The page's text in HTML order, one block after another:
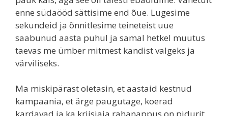
enne südaööd sättisime end õue. Lugesime
sekundeid ja õnnitlesime teineteist uue
saabunud aasta puhul ja samal hetkel muutus
taevas me ümber mitmest kandist valgeks ja
värviliseks.
Ma miskipärast oletasin, et aastaid kestnud
kampaania, et ärge paugutage, koerad